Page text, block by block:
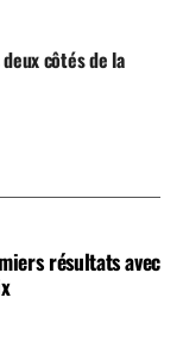
côtés de la
résultats avec